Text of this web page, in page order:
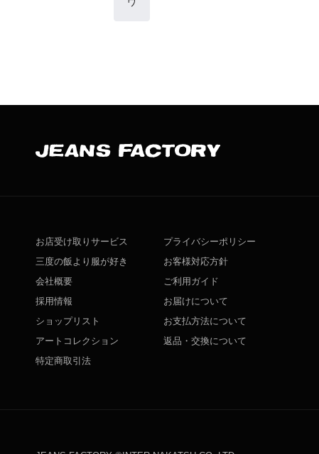
ワ
お店受け取りサービス
三度の飯より服が好き
会社概要
採用情報
ショップリスト
アートコレクション
特定商取引法
プライバシーポリシー
お客様対応方針
ご利用ガイド
お届けについて
お支払方法について
返品・交換について